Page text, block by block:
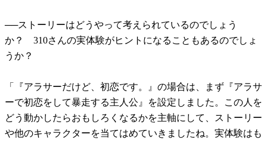
──ストーリーはどうやって考えられているのでしょう
か？ 310さんの実体験がヒントになることもあるのでしょ
うか？
「『アラサーだけど、初恋です。』の場合は、まず『アラサ
ーで初恋をして暴走する主人公』を設定しました。この人を
どう動かしたらおもしろくなるかを主軸にして、ストーリー
や他のキャラクターを当てはめていきましたね。実体験はも